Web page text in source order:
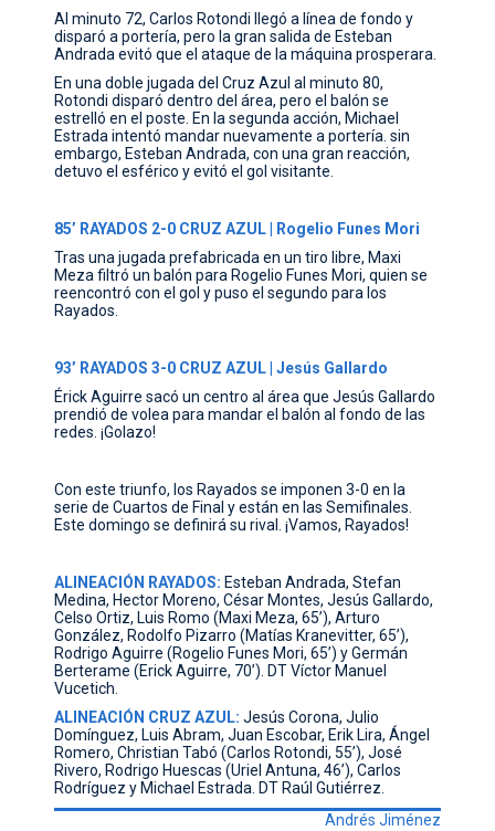
Al minuto 72, Carlos Rotondi llegó a línea de fondo y
disparó a portería, pero la gran salida de Esteban
Andrada evitó que el ataque de la máquina prosperara.
En una doble jugada del Cruz Azul al minuto 80,
Rotondi disparó dentro del área, pero el balón se
estrelló en el poste. En la segunda acción, Michael
Estrada intentó mandar nuevamente a portería. sin
embargo, Esteban Andrada, con una gran reacción,
detuvo el esférico y evitó el gol visitante.
85’ RAYADOS 2-0 CRUZ AZUL | Rogelio Funes Mori
Tras una jugada prefabricada en un tiro libre, Maxi
Meza filtró un balón para Rogelio Funes Mori, quien se
reencontró con el gol y puso el segundo para los
Rayados.
93’ RAYADOS 3-0 CRUZ AZUL | Jesús Gallardo
Érick Aguirre sacó un centro al área que Jesús Gallardo
prendió de volea para mandar el balón al fondo de las
redes. ¡Golazo!
Con este triunfo, los Rayados se imponen 3-0 en la
serie de Cuartos de Final y están en las Semifinales.
Este domingo se definirá su rival. ¡Vamos, Rayados!
ALINEACIÓN RAYADOS: Esteban Andrada, Stefan
Medina, Hector Moreno, César Montes, Jesús Gallardo,
Celso Ortiz, Luis Romo (Maxi Meza, 65’), Arturo
González, Rodolfo Pizarro (Matías Kranevitter, 65’),
Rodrigo Aguirre (Rogelio Funes Mori, 65’) y Germán
Berterame (Erick Aguirre, 70’). DT Víctor Manuel
Vucetich.
ALINEACIÓN CRUZ AZUL: Jesús Corona, Julio
Domínguez, Luis Abram, Juan Escobar, Erik Lira, Ángel
Romero, Christian Tabó (Carlos Rotondi, 55’), José
Rivero, Rodrigo Huescas (Uriel Antuna, 46’), Carlos
Rodríguez y Michael Estrada. DT Raúl Gutiérrez.
Andrés Jiménez